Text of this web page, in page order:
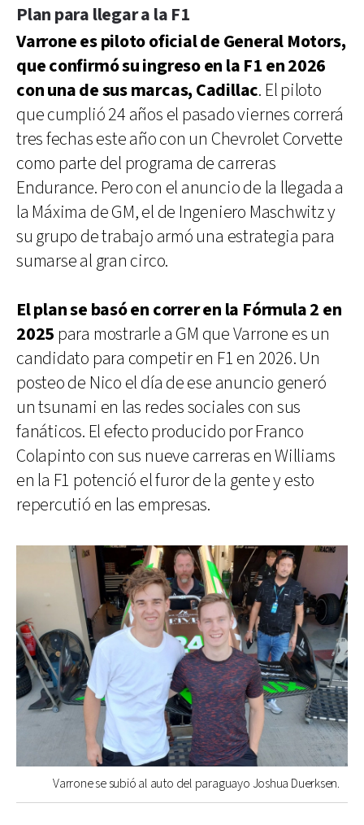
Plan para llegar a la F1
Varrone es piloto oficial de General Motors,
que confirmó su ingreso en la F1 en 2026
con una de sus marcas, Cadillac. El piloto
que cumplió 24 años el pasado viernes correrá
tres fechas este año con un Chevrolet Corvette
como parte del programa de carreras
Endurance. Pero con el anuncio de la llegada a
la Máxima de GM, el de Ingeniero Maschwitz y
su grupo de trabajo armó una estrategia para
sumarse al gran circo.
El plan se basó en correr en la Fórmula 2 en
2025 para mostrarle a GM que Varrone es un
candidato para competir en F1 en 2026. Un
posteo de Nico el día de ese anuncio generó
un tsunami en las redes sociales con sus
fanáticos. El efecto producido por Franco
Colapinto con sus nueve carreras en Williams
en la F1 potenció el furor de la gente y esto
repercutió en las empresas.
Varrone se subió al auto del paraguayo Joshua Duerksen.